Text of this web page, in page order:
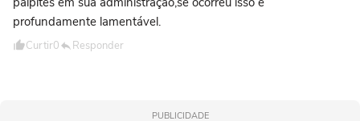
profundamente lamentável.
Curtir0 Responder
PUBLICIDADE